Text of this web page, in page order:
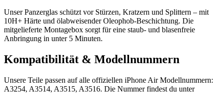
Unser Panzerglas schützt vor Stürzen, Kratzern und Splittern – mit
10H+ Härte und ölabweisender Oleophob-Beschichtung. Die
mitgelieferte Montagebox sorgt für eine staub- und blasenfreie
Anbringung in unter 5 Minuten.
Kompatibilität & Modellnummern
Unsere Teile passen auf alle offiziellen iPhone Air Modellnummern:
A3254, A3514, A3515, A3516. Die Nummer findest du unter